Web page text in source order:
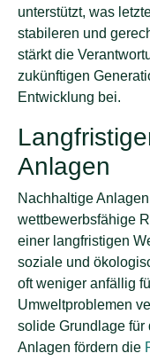
unterstützt, was
stabileren und
stärkt die
zukünftigen
Entwicklung bei.
Anlagen
Nachhaltige
wettbewerbsfähige
einer langfristigen
soziale und
oft weniger anfällig
Umweltproblemen
solide Grundlage für
Anlagen fördern die